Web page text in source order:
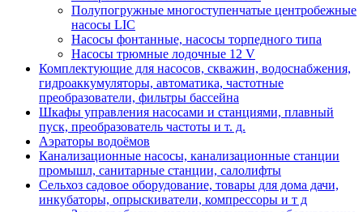
Полупогружные многоступенчатые центробежные
насосы LIC
Насосы фонтанные, насосы торпедного типа
Насосы трюмные лодочные 12 V
Комплектующие для насосов, скважин, водоснабжения,
гидроаккумуляторы, автоматика, частотные
преобразователи, фильтры бассейна
Шкафы управления насосами и станциями, плавный
пуск, преобразователь частоты и т. д.
Аэраторы водоёмов
Канализационные насосы, канализационные станции
промышл, санитарные станции, салолифты
Сельхоз садовое оборудование, товары для дома дачи,
инкубаторы, опрыскиватели, компрессоры и т д